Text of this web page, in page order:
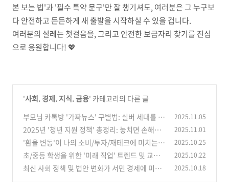
본 보는 법'과 '필수 특약 문구'만 잘 챙기셔도, 여러분은 그 누구보
다 안전하고 든든하게 새 출발을 시작하실 수 있을 겁니다.
여러분의 설레는 첫걸음을, 그리고 안전한 보금자리 찾기를 진심
으로 응원합니다! 💖
'사회. 경제. 지식. 금융' 카테고리의 다른 글
부모님 카톡방 '가짜뉴스' 구별법: 실버 세대를 위
한 '디지털 리터러시' 교육 4단계 (0)
2025.11.05
2025년 '청년 지원 정책' 총정리: 놓치면 손해인
월세/교통비/면접 지원금 신청 방법 (ft. 복지로,
청년동행) (0)
2025.11.01
'환율 변동'이 나의 소비/투자/재테크에 미치는
영향 분석 (0)
2025.10.25
초/중등 학생을 위한 '미래 직업' 트렌드 및 교육
로드맵 분석 (0)
2025.10.22
최신 사회 정책 및 법안 변화가 서민 경제에 미치
2025.10.18